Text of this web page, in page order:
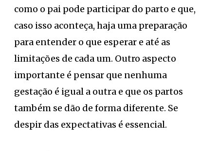
como o pai pode participar do parto e que,
caso isso aconteça, haja uma preparação
para entender o que esperar e até as
limitações de cada um. Outro aspecto
importante é pensar que nenhuma
gestação é igual a outra e que os partos
também se dão de forma diferente. Se
despir das expectativas é essencial.